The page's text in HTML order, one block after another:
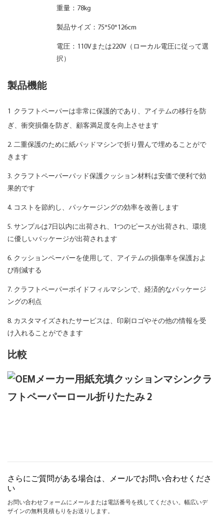
重量：78kg
製品サイズ：75*50*126cm
電圧：110Vまたは220V（ローカル電圧に従って選
択）
製品機能
1 クラフトペーパーは非常に保護的であり、アイテムの移行を防
ぎ、衝突損傷を防ぎ、顧客満足度を向上させます
2. 二重保護のために紙パッドマシンで折り畳んで埋めることがで
きます
3. クラフトペーパーパッド保護クッション材料は安価で便利で効
果的です
4. コストを節約し、パッケージングの効率を改善します
5. サンプルは7日以内に出荷され、1つのピースが出荷され、環境
に優しいパッケージが出荷されます
6. クッションペーパーを使用して、アイテムの損傷率を保護およ
び削減する
7. クラフトペーパーボイドフィルマシンで、経済的なパッケージ
ングの利点
8. カスタマイズされたサービスは、印刷ロゴやその他の情報を受
け入れることができます
比較
さらにご質問がある場合は、メールでお問い合わせくださ
い
お問い合わせフォームにメールまたは電話番号を残してください。幅広いデ
ザインの無料見積もりをお送りします。